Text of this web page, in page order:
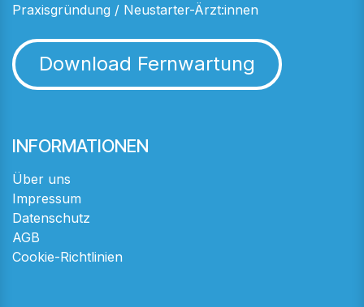
Praxisgründung / Neustarter-Ärzt:innen
Download Fernwartung
INFORMATIONEN
Über uns
Impressum
Datenschutz
AGB
Cookie-Richtlinien